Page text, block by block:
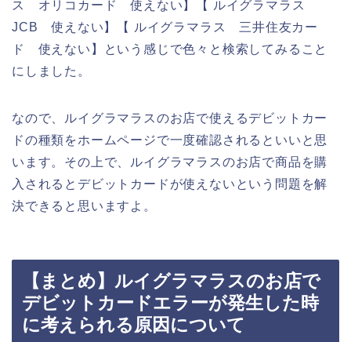
ス オリコカード 使えない】【 ルイグラマラス
JCB 使えない】【 ルイグラマラス 三井住友カー
ド 使えない】という感じで色々と検索してみること
にしました。
なので、ルイグラマラスのお店で使えるデビットカー
ドの種類をホームページで一度確認されるといいと思
います。その上で、ルイグラマラスのお店で商品を購
入されるとデビットカードが使えないという問題を解
決できると思いますよ。
【まとめ】ルイグラマラスのお店で
デビットカードエラーが発生した時
に考えられる原因について